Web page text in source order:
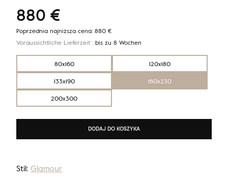
Stil: Glamour
80x160
120x180
133x190
160x230
200x300
880 €
Poprzednia najniższa cena: 880 €
Voraussichtliche Lieferzeit : bis zu 8 Wochen
DODAJ DO KOSZYKA